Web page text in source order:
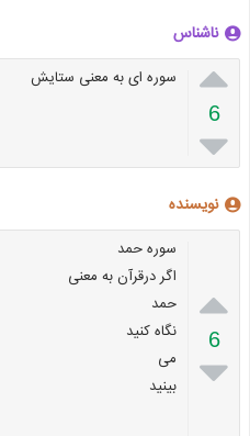
ناشناس

6

سوره ای به معنی ستایش
نويسنده

6

سوره حمد
اگر درقرآن به معنی
حمد
نگاه کنید
می
بینید